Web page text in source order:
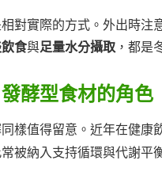
對實際的方式。外出時
食與足量水分攝取 ，都是
酵型食材的角色
樣值得留意。近年在健康
被納入支持循環與代謝平